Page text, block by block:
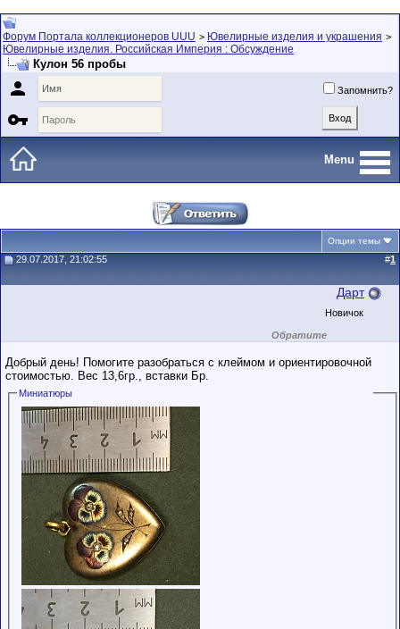
Форум Портала коллекционеров UUU > Ювелирные изделия и украшения >
Ювелирные изделия. Российская Империя : Обсуждение
Кулон 56 пробы
 Запомнить?

Menu
Опции темы
29.07.2017, 21:02:55 #1
Дарт
Новичок
Обратите
внимание на
пользователя на
Добрый день! Помогите разобраться с клеймом и ориентировочной
стоимостью. Вес 13,6гр., вставки Бр.
Миниатюры